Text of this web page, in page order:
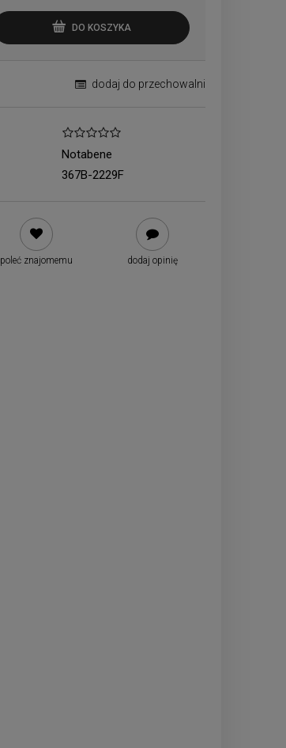
DO KOSZYKA
dodaj do przechowalni
Notabene
367B-2229F
poleć znajomemu dodaj opinię